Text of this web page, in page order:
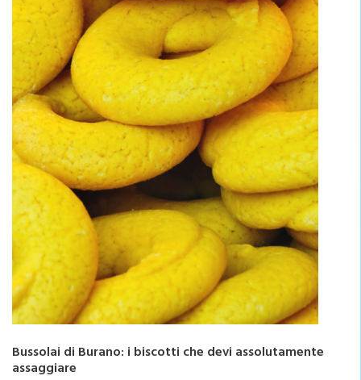
Bussolai di Burano: i biscotti che devi assolutamente
assaggiare